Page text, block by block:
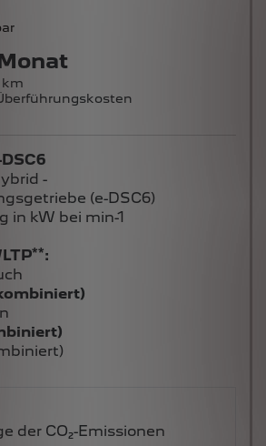
km
-
(e-DSC6)
in kW bei min-1
der CO₂-Emissionen